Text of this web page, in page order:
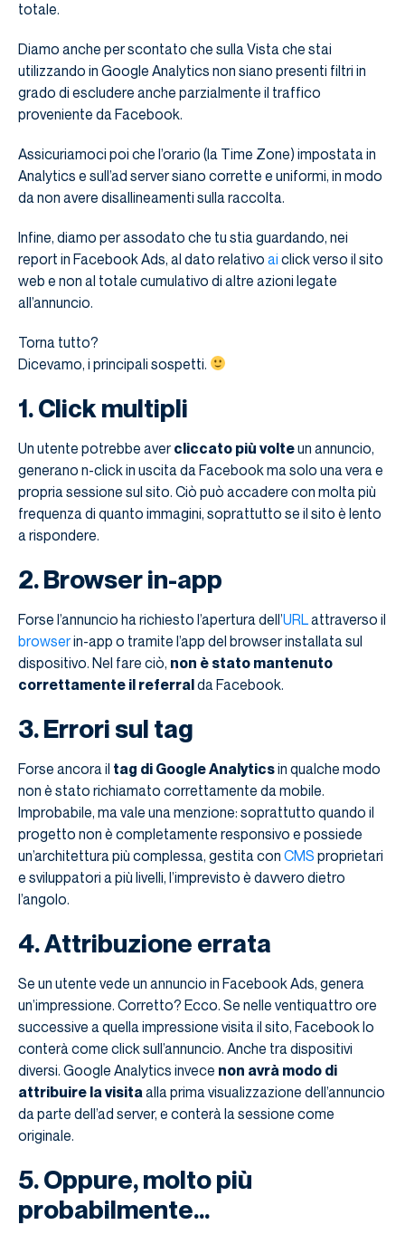
totale.
Diamo anche per scontato che sulla Vista che stai
utilizzando in Google Analytics non siano presenti filtri in
grado di escludere anche parzialmente il traffico
proveniente da Facebook.
Assicuriamoci poi che l’orario (la Time Zone) impostata in
Analytics e sull’ad server siano corrette e uniformi, in modo
da non avere disallineamenti sulla raccolta.
Infine, diamo per assodato che tu stia guardando, nei
report in Facebook Ads, al dato relativo ai click verso il sito
web e non al totale cumulativo di altre azioni legate
all’annuncio.
Torna tutto?
Dicevamo, i principali sospetti.
1. Click multipli
Un utente potrebbe avercliccato più volteun annuncio,
generano n-click in uscita da Facebook ma solo una vera e
propria sessione sul sito. Ciò può accadere con molta più
frequenza di quanto immagini, soprattutto se il sito è lento
a rispondere.
2. Browser in-app
Forse l’annuncio ha richiesto l’apertura dell’URLattraverso il
browserin-app o tramite l’app del browser installata sul
dispositivo. Nel fare ciò, non è stato mantenuto
correttamente il referralda Facebook.
3. Errori sul tag
Forse ancora il tag di Google Analyticsin qualche modo
non è stato richiamato correttamente da mobile.
Improbabile, ma vale una menzione: soprattutto quando il
progetto non è completamente responsivo e possiede
un’architettura più complessa, gestita con CMS proprietari
e sviluppatori a più livelli, l’imprevisto è davvero dietro
l’angolo.
4. Attribuzione errata
Se un utente vede un annuncio in Facebook Ads, genera
un’impressione. Corretto? Ecco. Se nelle ventiquattro ore
successive a quella impressione visita il sito, Facebook lo
conterà come click sull’annuncio. Anche tra dispositivi
diversi. Google Analytics invece non avrà modo di
attribuire la visita alla prima visualizzazione dell’annuncio
da parte dell’ad server, e conterà la sessione come
originale.
5. Oppure, molto più
probabilmente…